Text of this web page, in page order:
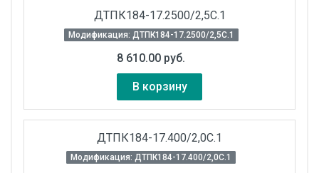
ДТПК184-17.2500/2,5С.1
Модификация: ДТПК184-17.2500/2,5С.1
8 610.00 руб.
В корзину
ДТПК184-17.400/2,0С.1
Модификация: ДТПК184-17.400/2,0С.1